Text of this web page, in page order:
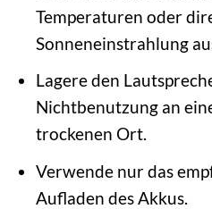
Temperaturen oder
Sonneneinstrahlung
Lagere den
Nichtbenutzung an
trockenen Ort.
Verwende nur das
Aufladen des Akkus.